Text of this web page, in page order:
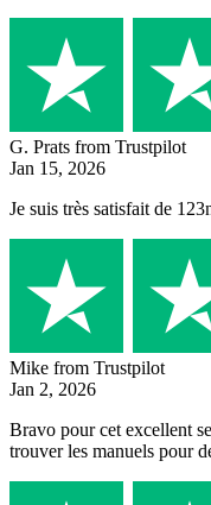
G. Prats from Trustpilot
Jan 15, 2026
Je suis très satisfait de
Mike from Trustpilot
Jan 2, 2026
Bravo pour cet excellent
trouver les manuels pour